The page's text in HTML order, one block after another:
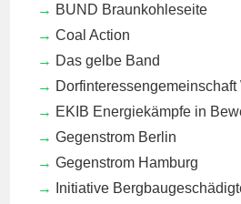
BUND Braunkohleseite
Coal Action
Das gelbe Band
Dorfinteressengemeinschaft
EKIB Energiekämpfe in
Gegenstrom Berlin
Gegenstrom Hamburg
Initiative